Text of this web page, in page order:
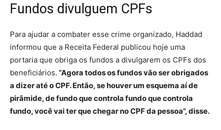
Fundos divulguem CPFs
Para ajudar a combater esse crime organizado, Haddad
informou que a Receita Federal publicou hoje uma
portaria que obriga os fundos a divulgarem os CPFs dos
beneficiários. “Agora todos os fundos vão ser obrigados
a dizer até o CPF. Então, se houver um esquema aí de
pirâmide, de fundo que controla fundo que controla
fundo, você vai ter que chegar no CPF da pessoa”, disse.